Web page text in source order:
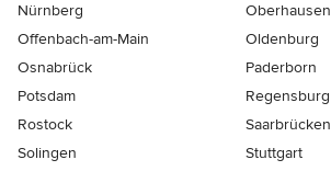
Nürnberg
Oberhausen
Offenbach-am-Main
Oldenburg
Osnabrück
Paderborn
Potsdam
Regensburg
Rostock
Saarbrücken
Solingen
Stuttgart